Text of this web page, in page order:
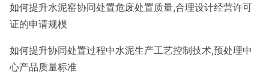
如何提升水泥窑协同处置危废处置质量,合理设计经营许可
证的申请规模
如何提升协同处置过程中水泥生产工艺控制技术,预处理中
心产品质量标准